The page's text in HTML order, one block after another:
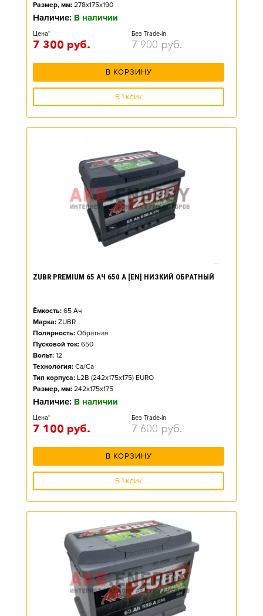
Размер, мм: 278x175x190
Наличие: В наличии
Цена*
7 300 руб.
Без Trade-in
7 900 руб.
В КОРЗИНУ
В 1 клик
ZUBR PREMIUM 65 АЧ 650 А [EN] НИЗКИЙ ОБРАТНЫЙ
Ёмкость: 65 Ач
Марка: ZUBR
Полярность: Обратная
Пусковой ток: 650
Вольт: 12
Технология: Ca/Ca
Тип корпуса: L2B (242x175x175) EURO
Размер, мм: 242x175x175
Наличие: В наличии
Цена*
7 100 руб.
Без Trade-in
7 600 руб.
В КОРЗИНУ
В 1 клик